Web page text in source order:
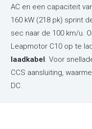
AC en een capaciteit
160 kW (218 pk) sprint
sec naar de 100 km/u.
Leapmotor C10 op te
laadkabel. Voor
CCS aansluiting,
DC.